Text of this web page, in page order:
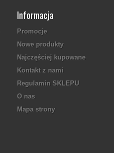
Informacja
Promocje
Nowe produkty
Najczęściej kupowane
Kontakt z nami
Regulamin SKLEPU
O nas
Mapa strony